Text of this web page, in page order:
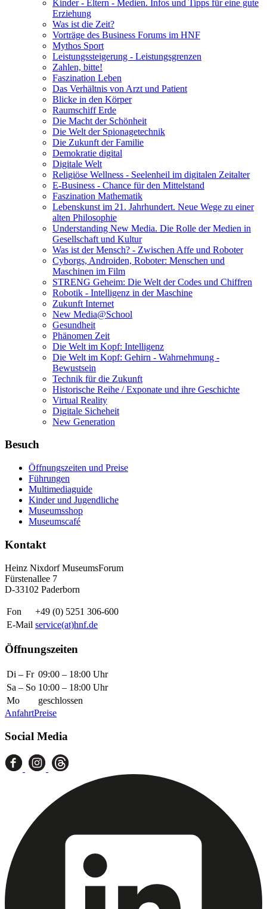
Kinder - Eltern - Medien. Infos und Tipps für eine gute
Erziehung
Was ist die Zeit?
Vorträge des Business Forums im HNF
Mythos Sport
Leistungssteigerung - Leistungsgrenzen
Zahlen, bitte!
Faszination Leben
Das Verhältnis von Arzt und Patient
Blicke in den Körper
Raumschiff Erde
Die Macht der Schönheit
Die Welt der Spionagetechnik
Die Zukunft der Familie
Demokratie digital
Digitale Welt
Religiöse Wellness - Seelenheil im digitalen Zeitalter
E-Business - Chance für den Mittelstand
Faszination Mathematik
Lebenskunst im 21. Jahrhundert. Neue Wege zu einer
alten Philosophie
Understanding New Media. Die Rolle der Medien in
Gesellschaft und Kultur
Was ist der Mensch? - Zwischen Affe und Roboter
Cyborgs, Androiden, Roboter: Menschen und
Maschinen im Film
STRENG Geheim: Die Welt der Codes und Chiffren
Robotik - Intelligenz in der Maschine
Zukunft Internet
New Media@School
Gesundheit
Phänomen Zeit
Die Welt im Kopf: Intelligenz
Die Welt im Kopf: Gehirn - Wahrnehmung -
Bewustsein
Technik für die Zukunft
Historische Reihe / Exponate und ihre Geschichte
Virtual Reality
Digitale Sicheheit
New Generation
Besuch
Öffnungszeiten und Preise
Führungen
Multimediaguide
Kinder und Jugendliche
Museumsshop
Museumscafé
Kontakt
Heinz Nixdorf MuseumsForum
Fürstenallee 7
D-33102 Paderborn
Fon
+49 (0) 5251 306-600
E-Mail service(at)hnf.de
Öffnungszeiten
Di – Fr 09:00 – 18:00 Uhr
Sa – So 10:00 – 18:00 Uhr
Mo
geschlossen
AnfahrtPreise
Social Media